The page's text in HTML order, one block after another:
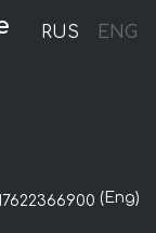
RUS ENG
(Eng)